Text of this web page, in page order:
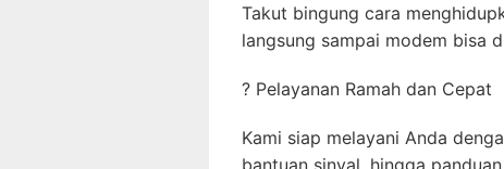
Takut bingung cara
langsung sampai modem bisa
? Pelayanan Ramah dan Cepat
Kami siap melayani Anda
bantuan sinyal, hingga